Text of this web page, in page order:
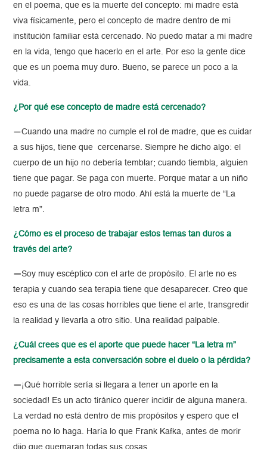
en el poema, que es la muerte del concepto: mi madre está
viva físicamente, pero el concepto de madre dentro de mi
institución familiar está cercenado. No puedo matar a mi madre
en la vida, tengo que hacerlo en el arte. Por eso la gente dice
que es un poema muy duro. Bueno, se parece un poco a la
vida.
¿Por qué ese concepto de madre está cercenado?
—Cuando una madre no cumple el rol de madre, que es cuidar
a sus hijos, tiene que cercenarse. Siempre he dicho algo: el
cuerpo de un hijo no debería temblar; cuando tiembla, alguien
tiene que pagar. Se paga con muerte. Porque matar a un niño
no puede pagarse de otro modo. Ahí está la muerte de “La
letra m”.
¿Cómo es el proceso de trabajar estos temas tan duros a
través del arte?
—Soy muy escéptico con el arte de propósito. El arte no es
terapia y cuando sea terapia tiene que desaparecer. Creo que
eso es una de las cosas horribles que tiene el arte, transgredir
la realidad y llevarla a otro sitio. Una realidad palpable.
¿Cuál crees que es el aporte que puede hacer “La letra m”
precisamente a esta conversación sobre el duelo o la pérdida?
—¡Qué horrible sería si llegara a tener un aporte en la
sociedad! Es un acto tiránico querer incidir de alguna manera.
La verdad no está dentro de mis propósitos y espero que el
poema no lo haga. Haría lo que Frank Kafka, antes de morir
dijo que quemaran todas sus cosas.